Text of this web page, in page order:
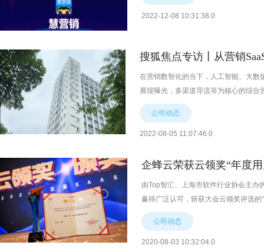
2022-12-08 10:31:38.0
搜狐焦点专访丨从营销
在营销数智化的当下，人工智能、大数
展现曝光，多渠道导流等为核心的综合
公司动态
2022-08-05 11:07:46.0
企蜂云荣获云领奖“年度
由Top智汇、上海市软件行业协会主办
赢得广泛认可，斩获大会云领奖评选
公司动态
2020-08-03 10:32:04.0